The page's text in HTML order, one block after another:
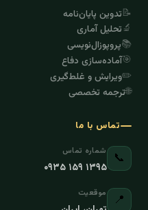
📝تدوین پایان‌نامه
🔬تحلیل آماری
📚پروپوزال‌نویسی
🎯آماده‌سازی دفاع
✏️ویرایش و غلط‌گیری
🌐ترجمه تخصصی
تماس با ما
📞 شماره تماس
۰۹۳۵ ۱۵۹ ۱۳۹۵
📍 موقعیت